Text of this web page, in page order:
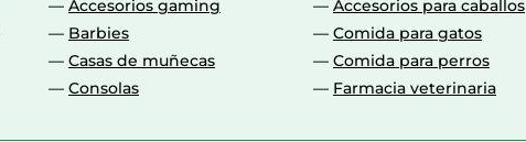
Accesorios gaming
Barbies
Casas de muñecas
Consolas
Accesorios para caballos
Comida para gatos
Comida para perros
Farmacia veterinaria